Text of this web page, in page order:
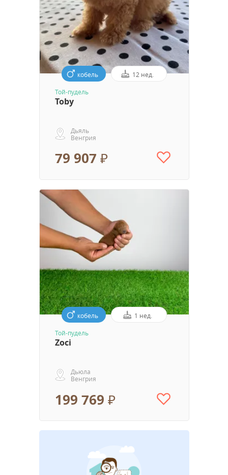
кобель 12 нед.
Той-пудель
Toby
Дьяль
Венгрия
79 907 ₽
кобель 1 нед.
Той-пудель
Zoci
Дьюла
Венгрия
199 769 ₽